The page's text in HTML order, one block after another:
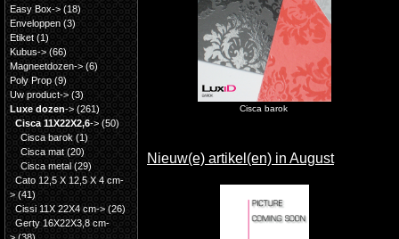
Cisca barok
Nieuw(e) artikel(en) in August
Easy Box-> (18)
Enveloppen(3)
Etiket (1)
Kubus->(66)
Magneetdozen->(6)
Poly Prop (9)
Uw product-> (3)
Luxe dozen->(261)
Cisca 11X22X2,6-> (50)
Cisca barok(1)
Cisca mat(20)
Cisca metal(29)
Cato 12,5 X 12,5 X 4 cm-
> (41)
Cissi 11X 22X4 cm-> (26)
Gerty 16X22X3,8 cm-